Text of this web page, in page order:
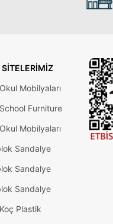
SITELERIMIZ
Mobilyaları
Furniture
Mobilyaları
Sandalye
Sandalye
Sandalye
Plastik